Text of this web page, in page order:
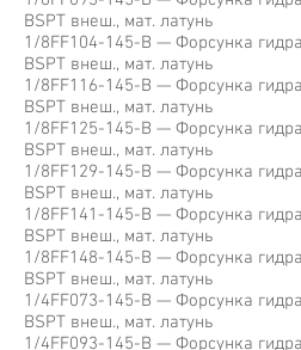
BSPT внеш., мат. латунь
1/8FF104-145-B — Форсунка
BSPT внеш., мат. латунь
1/8FF116-145-B — Форсунка
BSPT внеш., мат. латунь
1/8FF125-145-B — Форсунка
BSPT внеш., мат. латунь
1/8FF129-145-B — Форсунка
BSPT внеш., мат. латунь
1/8FF141-145-B — Форсунка
BSPT внеш., мат. латунь
1/8FF148-145-B — Форсунка
BSPT внеш., мат. латунь
1/4FF073-145-B — Форсунка
BSPT внеш., мат. латунь
1/4FF093-145-B — Форсунка